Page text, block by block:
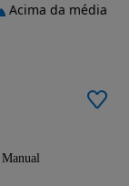
Manual
Acima da média